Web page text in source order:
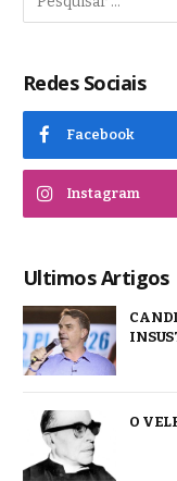
Redes Sociais
Facebook
Instagram
Ultimos Artigos
O